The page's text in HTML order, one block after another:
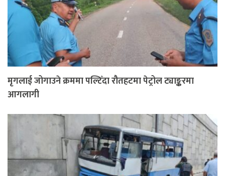
मृगलाई जोगाउने क्रममा पल्टिँदा रौतहटमा पेट्रोल ट्याङ्करमा
आगलागी